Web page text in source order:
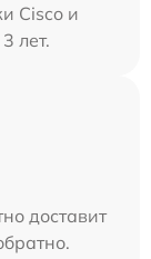
Cisco и
лет.
доставит